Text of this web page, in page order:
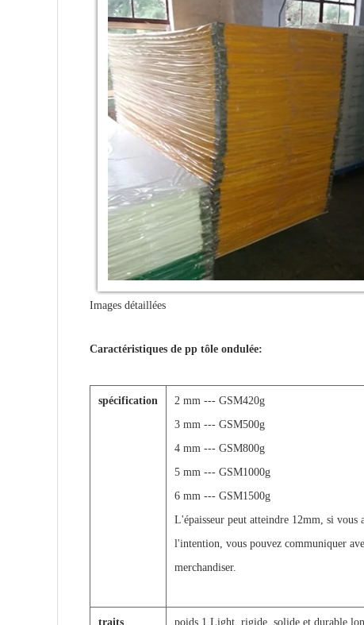
Images détaillées
Caractéristiques de pp tôle ondulée:
spécification
2 mm --- GSM420g
3 mm --- GSM500g
4 mm --- GSM800g
5 mm --- GSM1000g
6 mm --- GSM1500g
L'épaisseur peut atteindre 12mm, si vous
l'intention, vous pouvez communiquer
merchandiser.
traits
poids 1.Light, rigide, solide et durable